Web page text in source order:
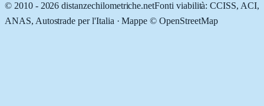
© 2010 - 2026 distanzechilometriche.netFonti viabilità: CCISS, ACI,
ANAS, Autostrade per l'Italia · Mappe © OpenStreetMap